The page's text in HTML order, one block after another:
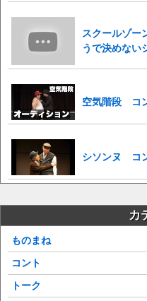
スクールゾ
うで決めない
空気階段 コ
シソンヌ コ
カ
ものまね
コント
トーク